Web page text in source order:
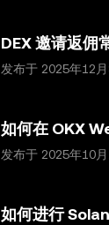
DEX 邀请返佣
发布于 2025年12
如何在 OKX
发布于 2025年10
如何进行